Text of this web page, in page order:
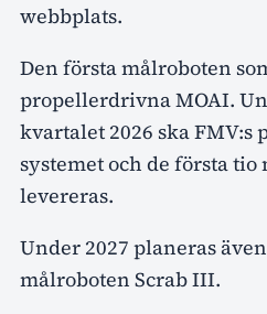
webbplats.
Den första målroboten
propellerdrivna MOAI.
kvartalet 2026 ska FMV:s
systemet och de första
levereras.
Under 2027 planeras
målroboten Scrab III.